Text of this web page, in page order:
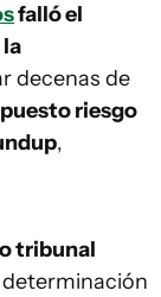
falló el
decenas de
riesgo
,
tribunal